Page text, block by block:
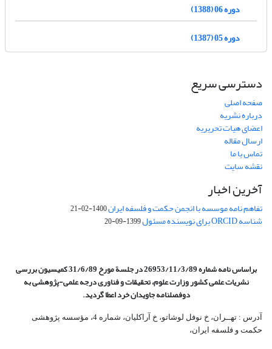
دوره 06 (1388)
دوره 05 (1387)
دسترسی سریع
صفحه اصلی
درباره نشریه
اعضای هیات تحریریه
ارسال مقاله
تماس با ما
نقشه سایت
آخرین اخبار
تفاهم نامه موسسه با انجمن حکمت و فلسفه ایران1400-02-21
شناسه ORCID برای نویسنده مسئول 1399-09-20
براساس نامه شماره 26953/11/3/89 در جلسة مورخ 31/6/89 کمیسیون
بررسی
نشریات علمی کشور وزارت علوم، تحقیقات و فناوری درجه علمی‌-پژوهشیبه
دوفصلنامه جاویدان خرد اعطا گردید.
آدرس : تهــران، خ نوفل لوشاتو، خ آراکلیان، شماره 4،‌ مؤسسه پژوهشی
حکمت و فلسفه ایران،‌